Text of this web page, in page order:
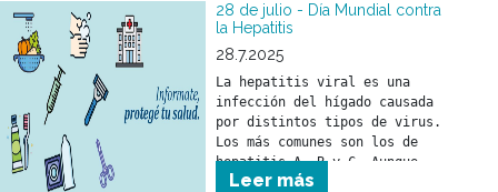
28 de julio - Día Mundial contra
la Hepatitis
28.7.2025
La hepatitis viral es una
infección del hígado causada
por distintos tipos de virus.
Los más comunes son los de
hepatitis A, B y C. Aunque
puede llegar a ser grave, es
Leer más